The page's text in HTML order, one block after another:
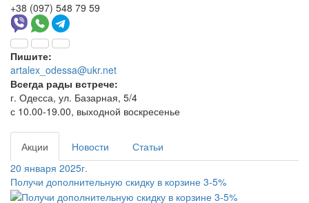
+38 (097) 548 79 59
Пишите:
artalex_odessa@ukr.net
Всегда рады встрече:
г. Одесса, ул. Базарная, 5/4
с 10.00-19.00, выходной воскресенье
Акции Новости
Статьи
20 января 2025г.
Получи дополнительную скидку в корзине 3-5%